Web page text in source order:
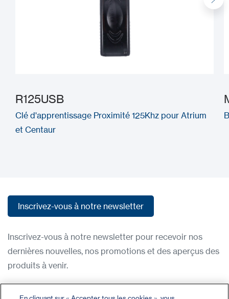
R125USB
Clé d'apprentissage Proximité 125Khz pour Atrium
et Centaur
Inscrivez-vous à notre newsletter
Inscrivez-vous à notre newsletter pour recevoir nos
dernières nouvelles, nos promotions et des aperçus des
produits à venir.
Condititions d'utilisation